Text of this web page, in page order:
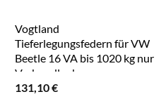
Vogtland
Tieferlegungsfedern für VW
Beetle 16 VA bis 1020 kg nur
Verbundlenker
131,10€